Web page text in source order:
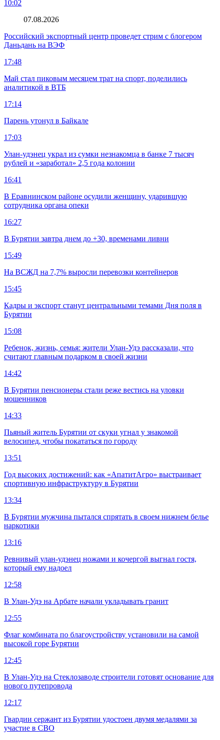
10:02
07.08.2026
Российский экспортный центр проведет стрим с блогером
Даньдань на ВЭФ
17:48
Май стал пиковым месяцем трат на спорт, поделились
аналитикой в ВТБ
17:14
Парень утонул в Байкале
17:03
Улан-удэнец украл из сумки незнакомца в банке 7 тысяч
рублей и «заработал» 2,5 года колонии
16:41
В Еравнинском районе осудили женщину, ударившую
сотрудника органа опеки
16:27
В Бурятии завтра днем до +30, временами ливни
15:49
На ВСЖД на 7,7% выросли перевозки контейнеров
15:45
Кадры и экспорт станут центральными темами Дня поля в
Бурятии
15:08
Ребенок, жизнь, семья: жители Улан-Удэ рассказали, что
считают главным подарком в своей жизни
14:42
В Бурятии пенсионеры стали реже вестись на уловки
мошенников
14:33
Пьяный житель Бурятии от скуки угнал у знакомой
велосипед, чтобы покататься по городу
13:51
Год высоких достижений: как «АпатитАгро» выстраивает
спортивную инфраструктуру в Бурятии
13:34
В Бурятии мужчина пытался спрятать в своем нижнем белье
наркотики
13:16
Ревнивый улан-удэнец ножами и кочергой выгнал гостя,
который ему надоел
12:58
В Улан-Удэ на Арбате начали укладывать гранит
12:55
Флаг комбината по благоустройству установили на самой
высокой горе Бурятии
12:45
В Улан-Удэ на Стеклозаводе строители готовят основание для
нового путепровода
12:17
Гвардии сержант из Бурятии удостоен двумя медалями за
участие в СВО